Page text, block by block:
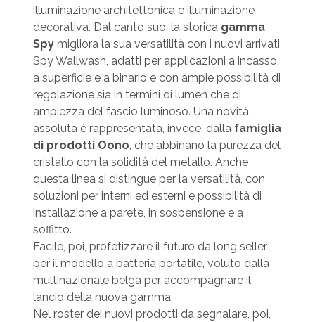
illuminazione architettonica e illuminazione
decorativa. Dal canto suo, la storica gamma
Spy migliora la sua versatilità con i nuovi arrivati
Spy Wallwash, adatti per applicazioni a incasso,
a superficie e a binario e con ampie possibilità di
regolazione sia in termini di lumen che di
ampiezza del fascio luminoso. Una novità
assoluta è rappresentata, invece, dalla famiglia
di prodotti Oono, che abbinano la purezza del
cristallo con la solidità del metallo. Anche
questa linea si distingue per la versatilità, con
soluzioni per interni ed esterni e possibilità di
installazione a parete, in sospensione e a
soffitto.
Facile, poi, profetizzare il futuro da long seller
per il modello a batteria portatile, voluto dalla
multinazionale belga per accompagnare il
lancio della nuova gamma.
Nel roster dei nuovi prodotti da segnalare, poi,